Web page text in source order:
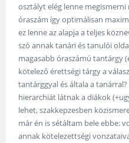
osztályt elég lenne
óraszám így optimálisan
ez lenne az alapja a teljes
szó annak tanári és tanulói
magasabb óraszámú tantárgy
kötelező érettségi tárgy a
tantárggyal és általa a
hierarchiát látnak a diákok
lehet, szakkepzesben
már én is sétáltam bele ebbe:
annak kötelezettségi